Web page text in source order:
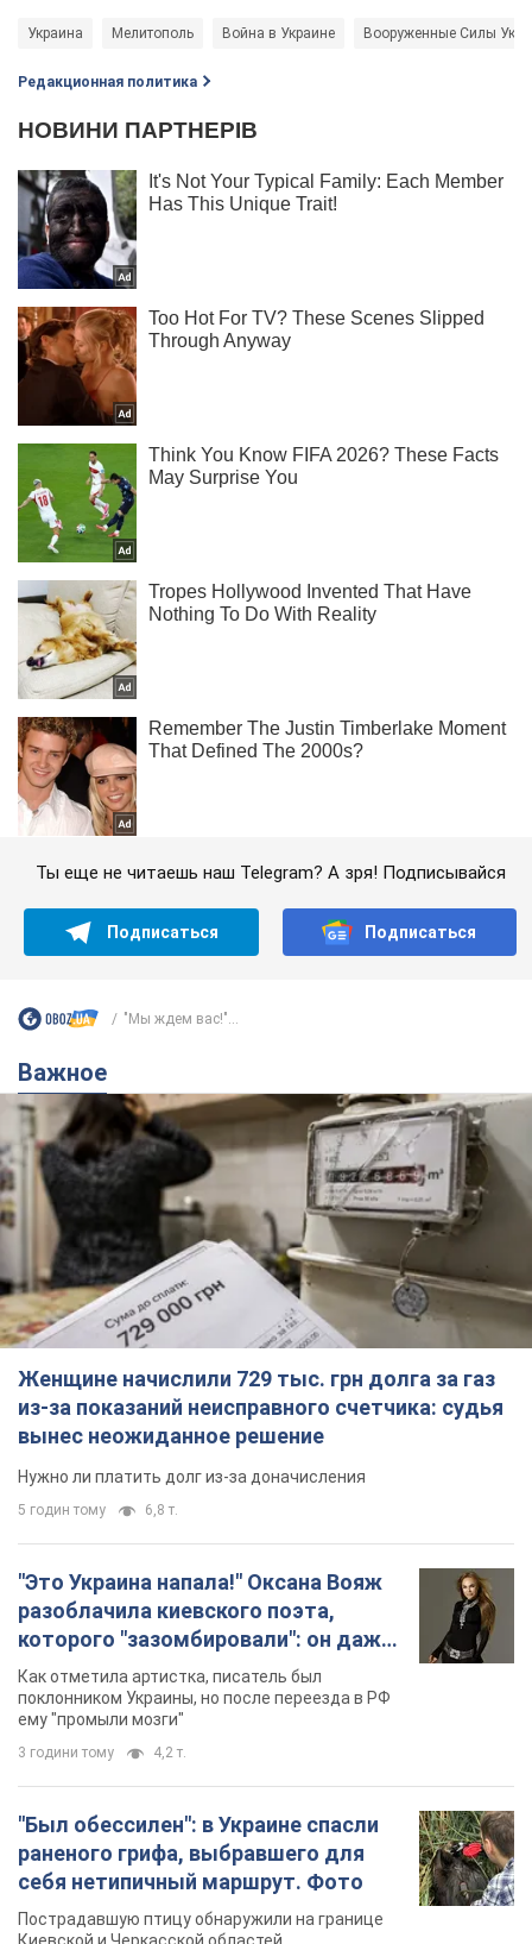
Украина Мелитополь Война в Украине Вооруженные Силы
Редакционная политика
Ты еще не читаешь наш Telegram? А зря! Подписывайся
Подписаться Подписаться
"Мы ждем вас!"...
Важное
Женщине начислили 729 тыс. грн долга за газ
из-за показаний неисправного счетчика: судья
вынес неожиданное решение
Нужно ли платить долг из-за доначисления
5 годин тому 6,8 т.
"Это Украина напала!" Оксана Вояж
разоблачила киевского поэта,
которого "зазомбировали": он даже
русского не знал, а теперь хочет
геноцида украинцев
Как отметила артистка, писатель был
поклонником Украины, но после переезда в РФ
ему "промыли мозги"
3 години тому 4,2 т.
"Был обессилен": в Украине спасли
раненого грифа, выбравшего для
себя нетипичный маршрут. Фото
Пострадавшую птицу обнаружили на границе